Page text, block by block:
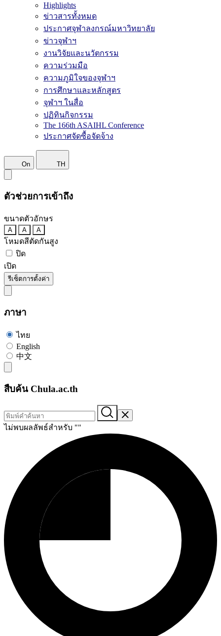
Highlights
ข่าวสารทั้งหมด
ประกาศจุฬาลงกรณ์มหาวิทยาลัย
ข่าวจุฬาฯ
งานวิจัยและนวัตกรรม
ความร่วมมือ
ความภูมิใจของจุฬาฯ
การศึกษาและหลักสูตร
จุฬาฯ ในสื่อ
ปฏิทินกิจกรรม
The 166th ASAIHL Conference
ประกาศจัดซื้อจัดจ้าง
On TH
ตัวช่วยการเข้าถึง
ขนาดตัวอักษร
A A A
โหมดสีตัดกันสูง
ปิด
เปิด
รีเซ็ตการตั้งค่า
ภาษา
ไทย
English
中文
สืบค้น Chula.ac.th
ไม่พบผลลัพธ์สำหรับ ""